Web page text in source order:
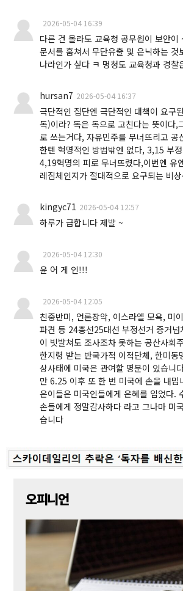
2026-05-04 16:39
다른 건 몰라도 교육청 공무원이 보안이
문서를 훔쳐서 무단유출 및 은닉하는 것
나라인가 싶다 ㅋ 멍청도 교육청과 경찰
hursan7 2026-05-04 16:37
극단적인 집단엔 극단적인 대책이 요구
독)이라? 독은 독으로 고친다는 뜻이다,
로 쓰는거다, 자유민주를 무너뜨리고 공
한텐 혁명적인 방법밖엔 없다, 3,15 부
4,19혁명의 피로 무너뜨렸다,이번엔 유
레짐체인지가 절대적으로 요구되는 비
kingyc71 2026-05-04 12:57
하루가 급합니다 제발 ~
2026-05-04 12:30
윤 어 게 인!!!
2026-05-04 12:05
친중반미, 언론장악, 이스라엘 모욕, 미
파견 등 24총선25대선 부정선거 증거
이 빗발쳐도 조사조차 못하는 공산사회
한지령 받는 반국가적 이적단체, 한미동
상사태에 미국은 관여할 명분이 있습니
만 6.25 이후 또 한 번 미국에 손을 내밉
은이들은 미국인들에게 은혜를 입었다.
손들에게 정말감사하다 라고 그나마 미
습니다
오피니언